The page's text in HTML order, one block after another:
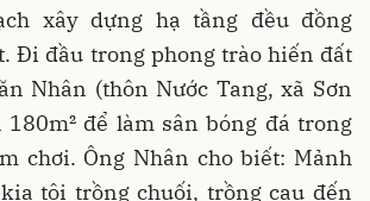
xây dựng hạ tầng đều đồng
Đi đầu trong phong trào hiến đất
Nhân (thôn Nước Tang, xã Sơn
180m² để làm sân bóng đá trong
chơi. Ông Nhân cho biết: Mảnh
tôi trồng chuối, trồng cau đến